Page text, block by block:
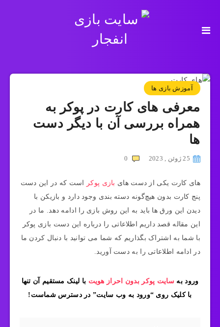
آموزش بازی ها
معرفی های کارت در پوکر به
همراه بررسی آن با دیگر دست
ها
25 ژوئن , 2023 0
های کارت یکی از دست های بازی پوکر
است که در این دست
پنج کارت بدون هیچ‌گونه دسته بندی وجود دارد و بازیکن با
دیدن این ورق ها باید به این روش بازی را ادامه دهد. ما در
این مقاله قصد داریم اطلاعاتی را درباره این دست بازی پوکر
با شما به اشتراک بگذاریم که شما می توانید با دنبال کردن ما
در ادامه اطلاعاتی را به دست آورید.
ورود به سایت پوکر بدون احراز هویت با لینک مستقیم آن تنها
با کلیک روی “ورود به وب سایت” در دسترس شماست!